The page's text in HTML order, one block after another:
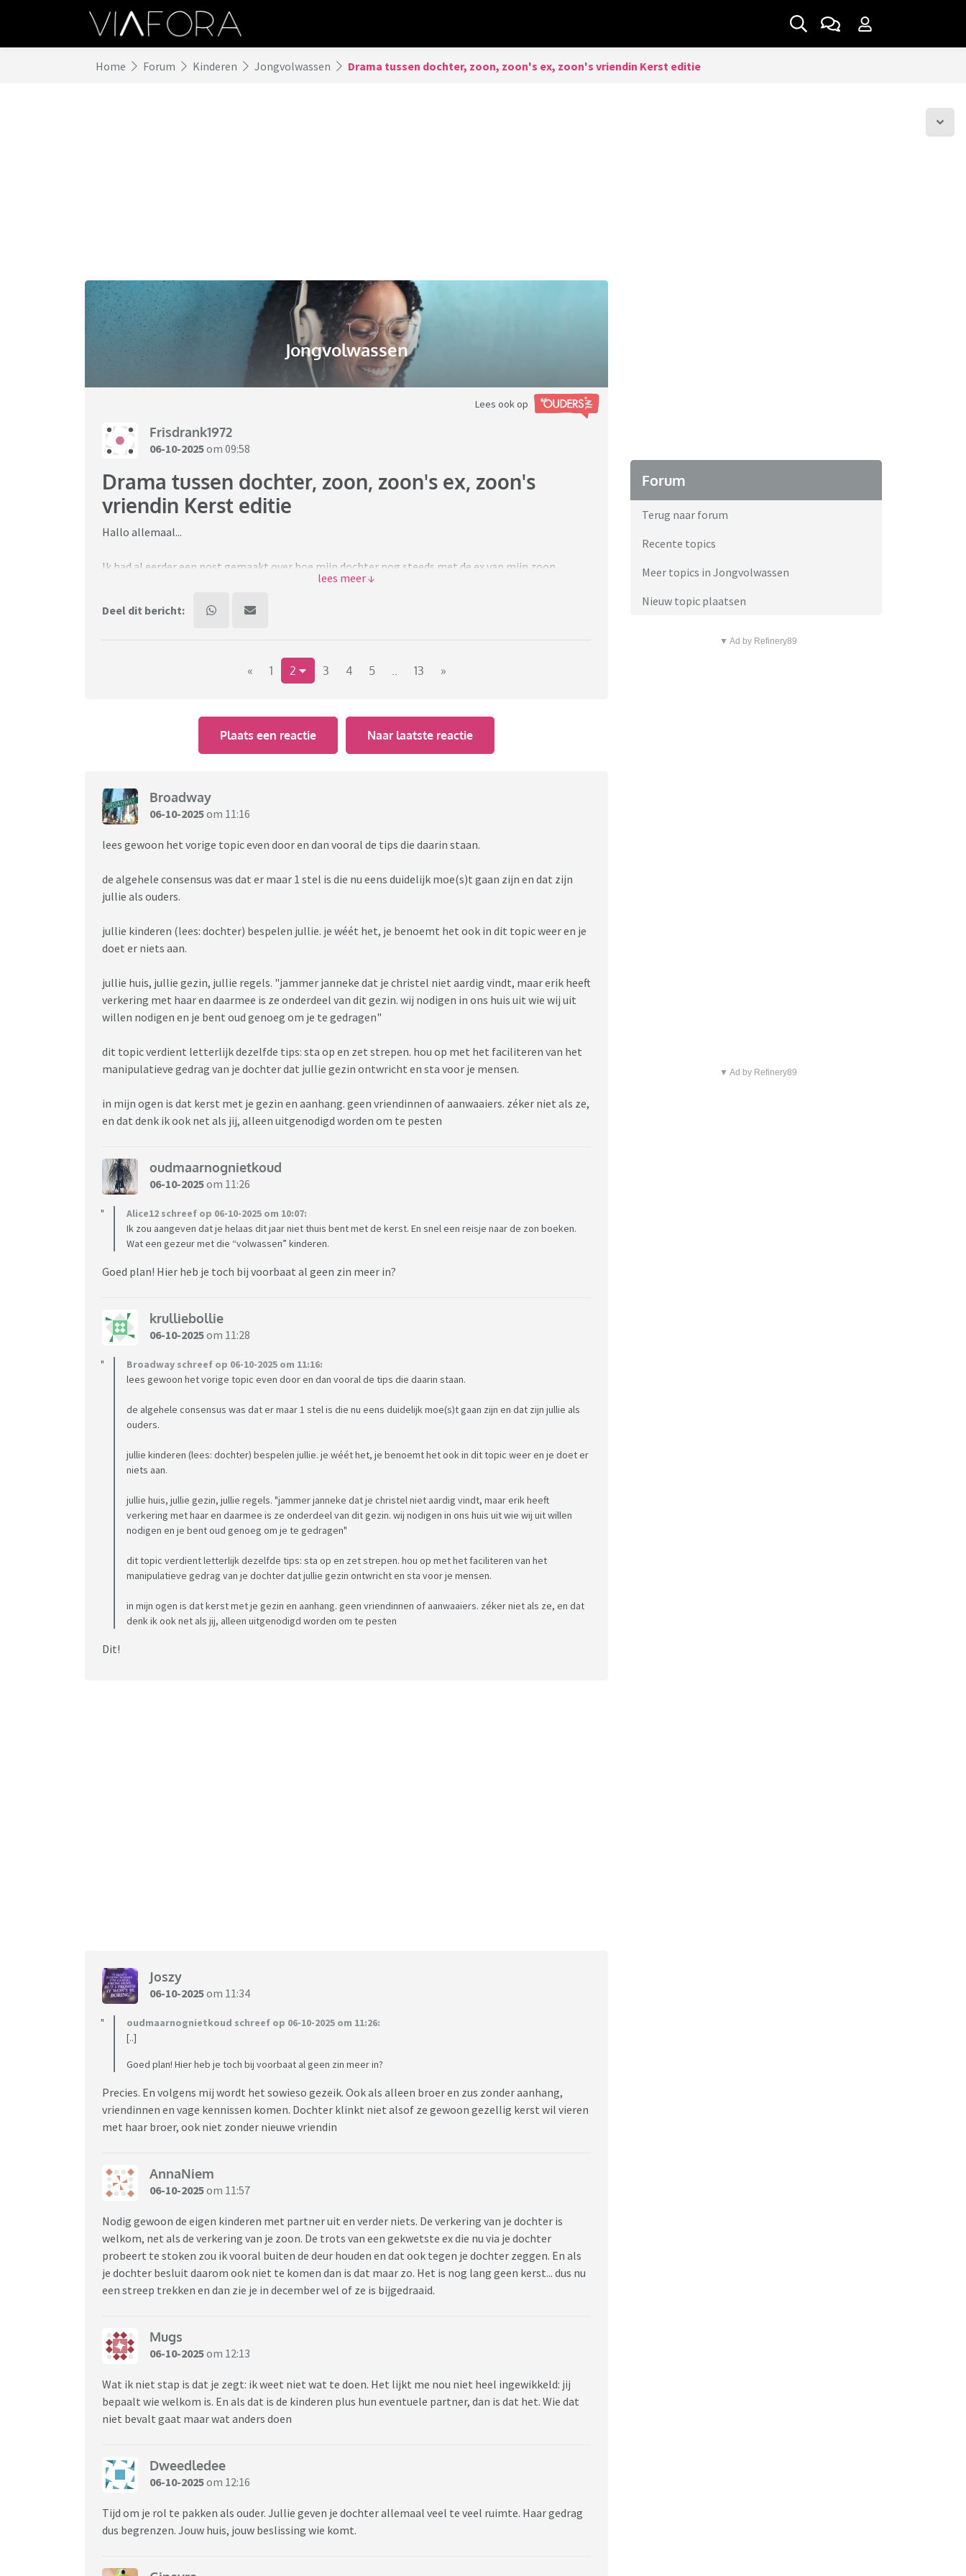
Home Forum Kinderen Jongvolwassen Drama tussen dochter, zoon, zoon's ex, zoon's vriendin Kerst editie
Jongvolwassen
Lees ook op
Frisdrank1972
06-10-2025om 09:58
Drama tussen dochter, zoon, zoon's ex, zoon's
vriendin Kerst editie
Hallo allemaal...
Ik had al eerder een post gemaakt over hoe mijn dochter nog steeds met de ex van mijn zoon
omgaat en zijn nieuwe vriendin niet accepteerd en heeft uitgescholden (zoon ging vreemd met
vriendin meenemen. Hartstikke leuk natuurlijk. Alleen mijn dochter zegt opeens dat ze de ex van
dat zij niet meeging eten als zoon's ex niet zou komen. Toen had de vriendin van zoon er zich nog
meebemoeit en gezegd dat wij dochters kant kiezen en haar niet mogen. Iets wat totaal niet waar
om die vriendin te weren. Het is allemaal zo kinderachtig (iedereen is trouwens tussen de 19 en 25
jaar). Heeft iemand nog tips?
Deel dit bericht:
« 1 2 3 4 5 .. 13 »
Plaats een reactie Naar laatste reactie
Broadway
06-10-2025om 11:16
lees gewoon het vorige topic even door en dan vooral de tips die daarin staan.
de algehele consensus was dat er maar 1 stel is die nu eens duidelijk moe(s)t gaan zijn en dat zijn
jullie als ouders.
jullie kinderen (lees: dochter) bespelen jullie. je wéét het, je benoemt het ook in dit topic weer en je
doet er niets aan.
jullie huis, jullie gezin, jullie regels. "jammer janneke dat je christel niet aardig vindt, maar erik heeft
verkering met haar en daarmee is ze onderdeel van dit gezin. wij nodigen in ons huis uit wie wij uit
willen nodigen en je bent oud genoeg om je te gedragen"
dit topic verdient letterlijk dezelfde tips: sta op en zet strepen. hou op met het faciliteren van het
manipulatieve gedrag van je dochter dat jullie gezin ontwricht en sta voor je mensen.
in mijn ogen is dat kerst met je gezin en aanhang. geen vriendinnen of aanwaaiers. zéker niet als ze,
en dat denk ik ook net als jij, alleen uitgenodigd worden om te pesten
oudmaarnognietkoud
06-10-2025om 11:26
Alice12 schreef op 06-10-2025 om 10:07:
Ik zou aangeven dat je helaas dit jaar niet thuis bent met de kerst. En snel een reisje naar de zon boeken.
Wat een gezeur met die “volwassen” kinderen.
Goed plan! Hier heb je toch bij voorbaat al geen zin meer in?
krulliebollie
06-10-2025om 11:28
Broadway schreef op 06-10-2025 om 11:16:
lees gewoon het vorige topic even door en dan vooral de tips die daarin staan.
de algehele consensus was dat er maar 1 stel is die nu eens duidelijk moe(s)t gaan zijn en dat zijn jullie als
ouders.
jullie kinderen (lees: dochter) bespelen jullie. je wéét het, je benoemt het ook in dit topic weer en je doet er
niets aan.
jullie huis, jullie gezin, jullie regels. "jammer janneke dat je christel niet aardig vindt, maar erik heeft
verkering met haar en daarmee is ze onderdeel van dit gezin. wij nodigen in ons huis uit wie wij uit willen
nodigen en je bent oud genoeg om je te gedragen"
dit topic verdient letterlijk dezelfde tips: sta op en zet strepen. hou op met het faciliteren van het
manipulatieve gedrag van je dochter dat jullie gezin ontwricht en sta voor je mensen.
in mijn ogen is dat kerst met je gezin en aanhang. geen vriendinnen of aanwaaiers. zéker niet als ze, en dat
denk ik ook net als jij, alleen uitgenodigd worden om te pesten
Dit!
Joszy
06-10-2025om 11:34
oudmaarnognietkoud schreef op 06-10-2025 om 11:26:
[..]
Goed plan! Hier heb je toch bij voorbaat al geen zin meer in?
Precies. En volgens mij wordt het sowieso gezeik. Ook als alleen broer en zus zonder aanhang,
vriendinnen en vage kennissen komen. Dochter klinkt niet alsof ze gewoon gezellig kerst wil vieren
met haar broer, ook niet zonder nieuwe vriendin
AnnaNiem
06-10-2025om 11:57
Nodig gewoon de eigen kinderen met partner uit en verder niets. De verkering van je dochter is
welkom, net als de verkering van je zoon. De trots van een gekwetste ex die nu via je dochter
probeert te stoken zou ik vooral buiten de deur houden en dat ook tegen je dochter zeggen. En als
je dochter besluit daarom ook niet te komen dan is dat maar zo. Het is nog lang geen kerst... dus nu
een streep trekken en dan zie je in december wel of ze is bijgedraaid.
Mugs
06-10-2025om 12:13
Wat ik niet stap is dat je zegt: ik weet niet wat te doen. Het lijkt me nou niet heel ingewikkeld: jij
bepaalt wie welkom is. En als dat is de kinderen plus hun eventuele partner, dan is dat het. Wie dat
niet bevalt gaat maar wat anders doen
Dweedledee
06-10-2025om 12:16
Tijd om je rol te pakken als ouder. Jullie geven je dochter allemaal veel te veel ruimte. Haar gedrag
dus begrenzen. Jouw huis, jouw beslissing wie komt.
Forum
Terug naar forum
Recente topics
Meer topics in Jongvolwassen
Nieuw topic plaatsen
▼ Ad by Refinery89
▼ Ad by Refinery89